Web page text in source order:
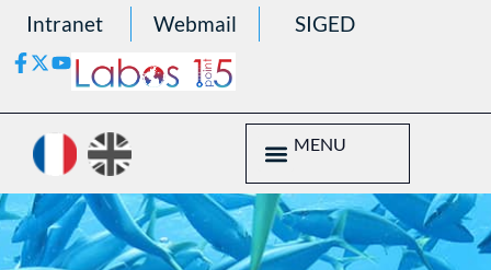
Intranet Webmail SIGED
MENU